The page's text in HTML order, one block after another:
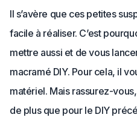
Il s’avère que ces petites
facile à réaliser. C’est
mettre aussi et de vous
macramé DIY. Pour cela, il
matériel. Mais rassurez-
de plus que pour le DIY